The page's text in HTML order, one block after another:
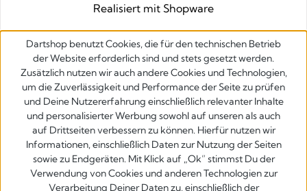
Realisiert mit Shopware
Dartshop benutzt Cookies, die für den technischen Betrieb
der Website erforderlich sind und stets gesetzt werden.
Zusätzlich nutzen wir auch andere Cookies und Technologien,
um die Zuverlässigkeit und Performance der Seite zu prüfen
und Deine Nutzererfahrung einschließlich relevanter Inhalte
und personalisierter Werbung sowohl auf unseren als auch
auf Drittseiten verbessern zu können. Hierfür nutzen wir
Informationen, einschließlich Daten zur Nutzung der Seiten
sowie zu Endgeräten. Mit Klick auf „Ok” stimmst Du der
Verwendung von Cookies und anderen Technologien zur
Verarbeitung Deiner Daten zu, einschließlich der